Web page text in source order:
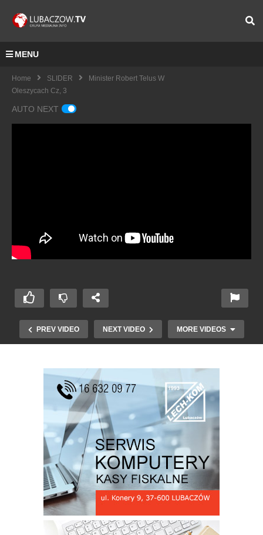
MENU
Home SLIDER
Minister Robert Telus W
Oleszycach Cz, 3
AUTO NEXT
PREV VIDEO NEXT VIDEO MORE VIDEOS
Minister Robert Telus w Oleszycach cz.1